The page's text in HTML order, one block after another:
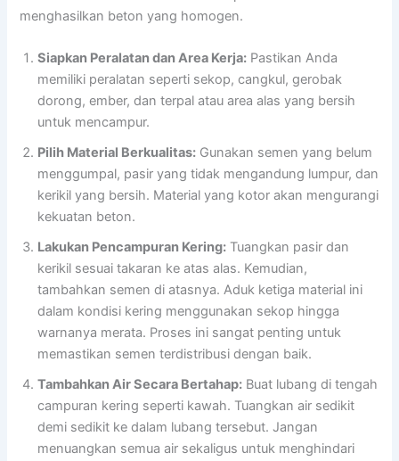
menghasilkan beton yang homogen.
Siapkan Peralatan dan Area Kerja: Pastikan Anda
memiliki peralatan seperti sekop, cangkul, gerobak
dorong, ember, dan terpal atau area alas yang bersih
untuk mencampur.
Pilih Material Berkualitas: Gunakan semen yang belum
menggumpal, pasir yang tidak mengandung lumpur, dan
kerikil yang bersih. Material yang kotor akan mengurangi
kekuatan beton.
Lakukan Pencampuran Kering: Tuangkan pasir dan
kerikil sesuai takaran ke atas alas. Kemudian,
tambahkan semen di atasnya. Aduk ketiga material ini
dalam kondisi kering menggunakan sekop hingga
warnanya merata. Proses ini sangat penting untuk
memastikan semen terdistribusi dengan baik.
Tambahkan Air Secara Bertahap: Buat lubang di tengah
campuran kering seperti kawah. Tuangkan air sedikit
demi sedikit ke dalam lubang tersebut. Jangan
menuangkan semua air sekaligus untuk menghindari